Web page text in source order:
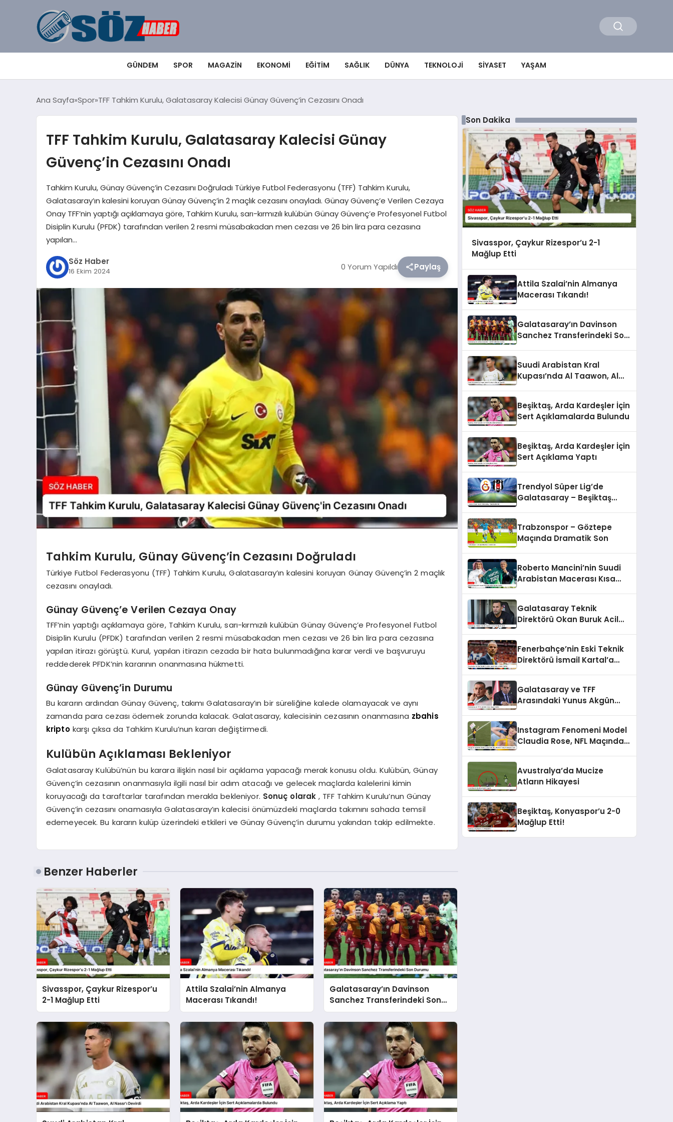
GÜNDEM SPOR MAGAZIN EKONOMI EĞITIM SAĞLIK DÜNYA TEKNOLOJI SIYASET YAŞAM
Ana Sayfa Spor TFF Tahkim Kurulu, Galatasaray Kalecisi Günay Güvenç’in Cezasını Onadı
TFF Tahkim Kurulu, Galatasaray Kalecisi Günay
Güvenç’in Cezasını Onadı
Tahkim Kurulu, Günay Güvenç’in Cezasını Doğruladı Türkiye Futbol Federasyonu (TFF) Tahkim Kurulu,
Galatasaray’ın kalesini koruyan Günay Güvenç’in 2 maçlık cezasını onayladı. Günay Güvenç’e Verilen Cezaya
Onay TFF’nin yaptığı açıklamaya göre, Tahkim Kurulu, sarı-kırmızılı kulübün Günay Güvenç’e Profesyonel Futbol
Disiplin Kurulu (PFDK) tarafından verilen 2 resmi müsabakadan men cezası ve 26 bin lira para cezasına
yapılan…
Söz Haber
16 Ekim 2024 0 Yorum Yapıldı Paylaş
Tahkim Kurulu, Günay Güvenç’in Cezasını Doğruladı
Türkiye Futbol Federasyonu (TFF) Tahkim Kurulu, Galatasaray’ın kalesini koruyan Günay Güvenç’in 2 maçlık
cezasını onayladı.
Günay Güvenç’e Verilen Cezaya Onay
TFF’nin yaptığı açıklamaya göre, Tahkim Kurulu, sarı-kırmızılı kulübün Günay Güvenç’e Profesyonel Futbol
Disiplin Kurulu (PFDK) tarafından verilen 2 resmi müsabakadan men cezası ve 26 bin lira para cezasına
yapılan itirazı görüştü. Kurul, yapılan itirazın cezada bir hata bulunmadığına karar verdi ve başvuruyu
reddederek PFDK’nin kararının onanmasına hükmetti.
Günay Güvenç’in Durumu
Bu kararın ardından Günay Güvenç, takımı Galatasaray’ın bir süreliğine kalede olamayacak ve aynı
zamanda para cezası ödemek zorunda kalacak. Galatasaray, kalecisinin cezasının onanmasına zbahis
kriptokarşı çıksa da Tahkim Kurulu’nun kararı değiştirmedi.
Kulübün Açıklaması Bekleniyor
Galatasaray Kulübü’nün bu karara ilişkin nasıl bir açıklama yapacağı merak konusu oldu. Kulübün, Günay
Güvenç’in cezasının onanmasıyla ilgili nasıl bir adım atacağı ve gelecek maçlarda kalelerini kimin
koruyacağı da taraftarlar tarafından merakla bekleniyor. Sonuç olarak, TFF Tahkim Kurulu’nun Günay
Güvenç’in cezasını onamasıyla Galatasaray’ın kalecisi önümüzdeki maçlarda takımını sahada temsil
edemeyecek. Bu kararın kulüp üzerindeki etkileri ve Günay Güvenç’in durumu yakından takip edilmekte.
Benzer Haberler
Sivasspor, Çaykur Rizespor’u
2-1 Mağlup Etti
Attila Szalai’nin Almanya
Macerası Tıkandı!
Galatasaray’ın Davinson
Sanchez Transferindeki Son
Durumu
Son Dakika
Sivasspor, Çaykur Rizespor’u 2-1
Mağlup Etti
Attila Szalai’nin Almanya
Macerası Tıkandı!
Galatasaray’ın Davinson
Sanchez Transferindeki Son
Suudi Arabistan Kral
Kupası’nda Al Taawon, Al
Beşiktaş, Arda Kardeşler İçin
Sert Açıklamalarda Bulundu
Beşiktaş, Arda Kardeşler İçin
Sert Açıklama Yaptı
Trendyol Süper Lig’de
Galatasaray – Beşiktaş
Trabzonspor – Göztepe
Maçında Dramatik Son
Roberto Mancini’nin Suudi
Arabistan Macerası Kısa
Galatasaray Teknik
Direktörü Okan Buruk Acil
Fenerbahçe’nin Eski Teknik
Direktörü İsmail Kartal’a
Galatasaray ve TFF
Arasındaki Yunus Akgün
Instagram Fenomeni Model
Claudia Rose, NFL Maçında
Avustralya’da Mucize
Atların Hikayesi
Beşiktaş, Konyaspor’u 2-0
Mağlup Etti!